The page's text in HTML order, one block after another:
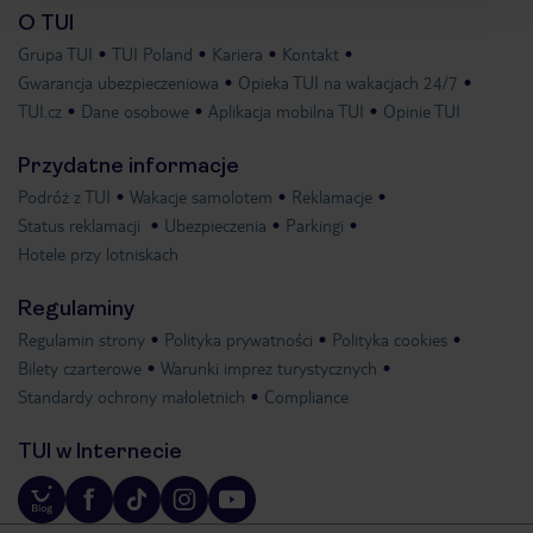
O TUI
Grupa TUI TUI Poland Kariera
Kontakt
Gwarancja ubezpieczeniowa
Opieka TUI na wakacjach 24/7
TUI.cz
Dane osobowe Aplikacja mobilna TUI Opinie TUI
Przydatne informacje
Podróż z TUI Wakacje samolotem
Reklamacje
Status reklamacji
Ubezpieczenia
Parkingi
Hotele przy lotniskach
Regulaminy
Regulamin strony Polityka prywatności
Polityka cookies
Bilety czarterowe
Warunki imprez turystycznych
Standardy ochrony małoletnich
Compliance
TUI w Internecie